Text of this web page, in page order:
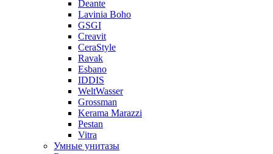
Deante
Lavinia Boho
GSGI
Creavit
CeraStyle
Ravak
Esbano
IDDIS
WeltWasser
Grossman
Kerama Marazzi
Pestan
Vitra
Умные унитазы